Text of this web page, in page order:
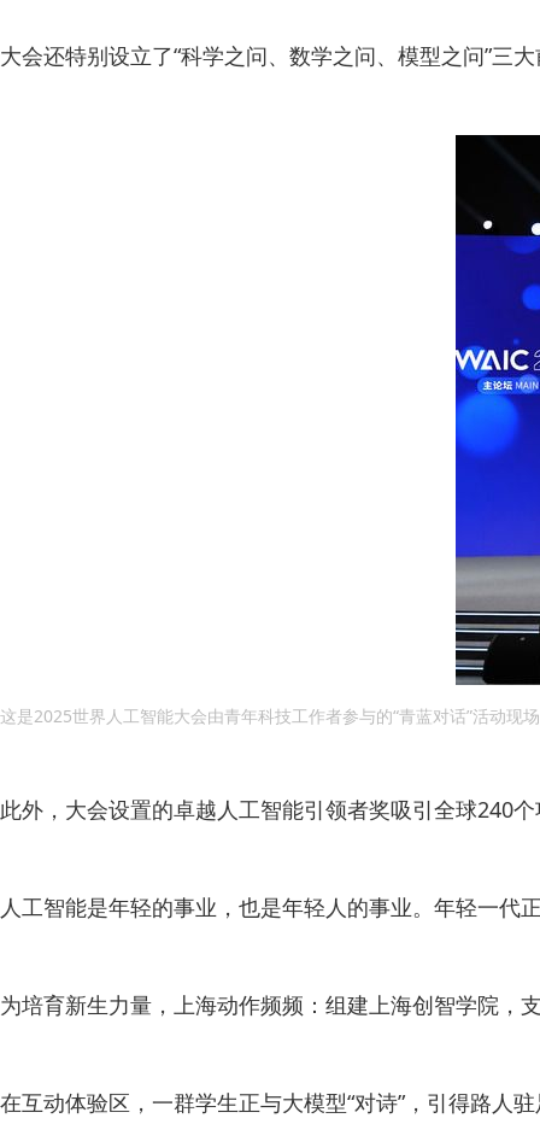
大会还特别设立了“科学之问、数学之问、模型之问”三
这是2025世界人工智能大会由青年科技工作者参与的“青蓝对话”活动现
此外，大会设置的卓越人工智能引领者奖吸引全球240
人工智能是年轻的事业，也是年轻人的事业。年轻一代
为培育新生力量，上海动作频频：组建上海创智学院，
在互动体验区，一群学生正与大模型“对诗”，引得路人